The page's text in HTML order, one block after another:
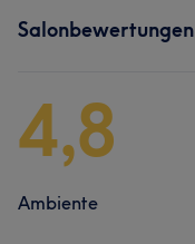
Salonbewertungen
4,8
Ambiente